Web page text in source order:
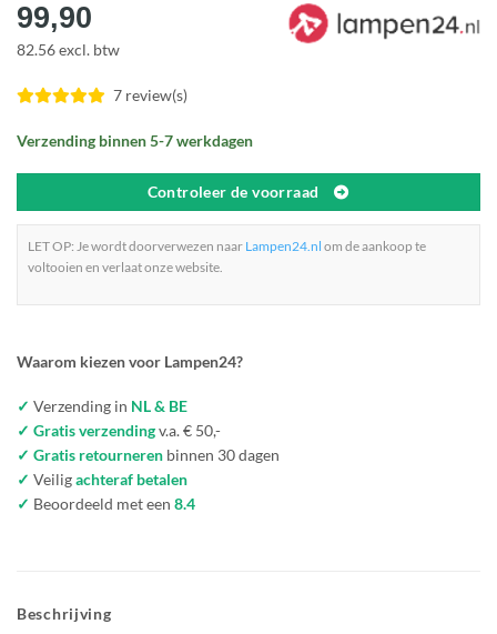
99,90
82.56 excl. btw
7 review(s)
Verzending binnen 5-7 werkdagen
Controleer de voorraad
LET OP: Je wordt doorverwezen naar Lampen24.nl om de aankoop te
voltooien en verlaat onze website.
Waarom kiezen voor Lampen24?
✓ Verzending in NL & BE
✓ Gratis verzendingv.a. € 50,-
✓ Gratis retourneren binnen 30 dagen
✓ Veiligachteraf betalen
✓ Beoordeeld met een 8.4
Beschrijving